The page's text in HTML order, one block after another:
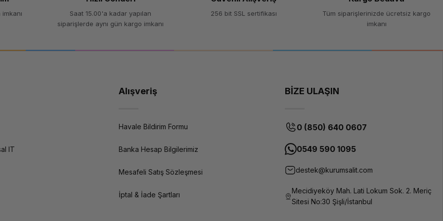
Kullanıma
Saat 15.00'a kadar yapılan
siparişlerde aynı gün kargo imkanı
256 bit SSL sertifikası
Tüm siparişlerinizde ücretsiz kargo
imkanı
IT
Alışveriş
Havale Bildirim Formu
Banka Hesap Bilgilerimiz
Mesafeli Satış Sözleşmesi
İptal & İade Şartları
BİZE ULAŞIN
0 (850) 640 0607
0549 590 1095
destek@kurumsalit.com
Mecidiyeköy Mah. Lati Lokum Sok. 2. Meriç
Sitesi No:30 Şişli/İstanbul